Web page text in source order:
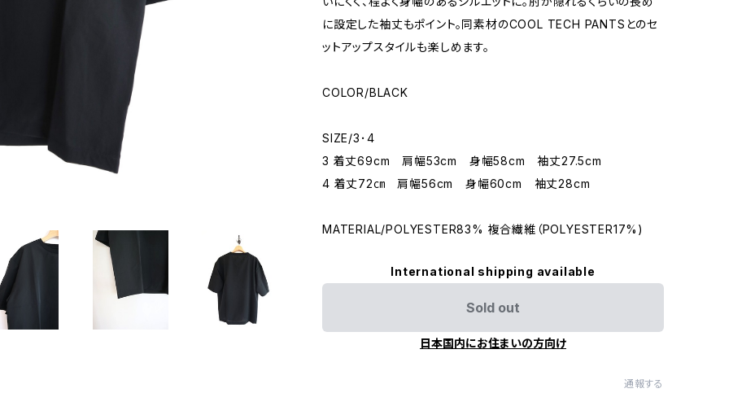
に設定した袖丈もポイント。同素材のCOOL TECH PANTSとのセ
ットアップスタイルも楽しめます。
COLOR/BLACK
SIZE/3･4
3 着丈69cm 肩幅53cm 身幅58cm 袖丈27.5cm
4 着丈72㎝ 肩幅56cm 身幅60cm 袖丈28cm
MATERIAL/POLYESTER83% 複合繊維（POLYESTER17%)
International shipping available
Sold out
日本国内にお住まいの方向け
通報する